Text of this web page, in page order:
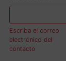
Escriba el correo
electrónico del
contacto